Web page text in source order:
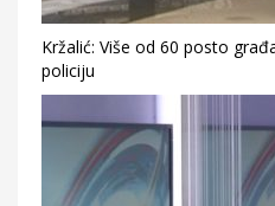
Kržalić: Više od 60 posto
policiju